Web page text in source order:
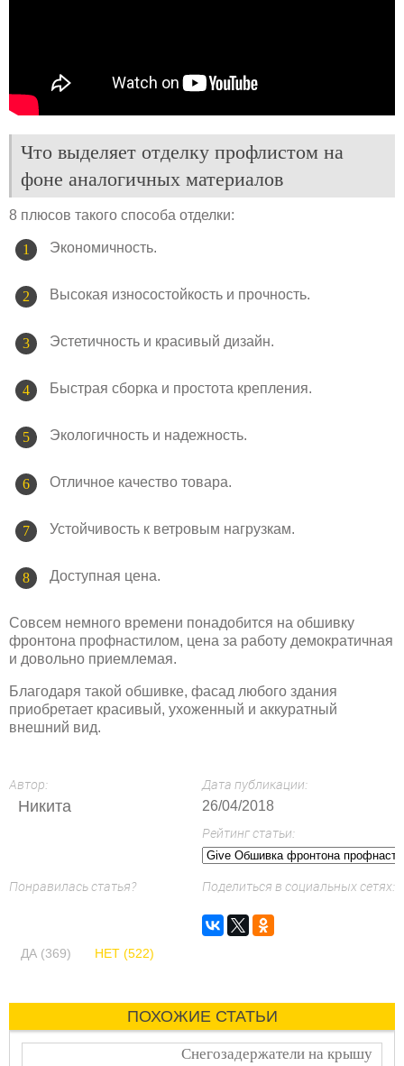
Что выделяет отделку профлистом на
фоне аналогичных материалов
8 плюсов такого способа отделки:
Экономичность.
Высокая износостойкость и прочность.
Эстетичность и красивый дизайн.
Быстрая сборка и простота крепления.
Экологичность и надежность.
Отличное качество товара.
Устойчивость к ветровым нагрузкам.
Доступная цена.
Совсем немного времени понадобится на обшивку
фронтона профнастилом, цена за работу демократичная
и довольно приемлемая.
Благодаря такой обшивке, фасад любого здания
приобретает красивый, ухоженный и аккуратный
внешний вид.
Автор:
Никита
Дата публикации:
26/04/2018
Рейтинг статьи:
Понравилась статья?
ДА (369) НЕТ (522)
Поделиться в социальных сетях:
ПОХОЖИЕ СТАТЬИ
Снегозадержатели на крышу